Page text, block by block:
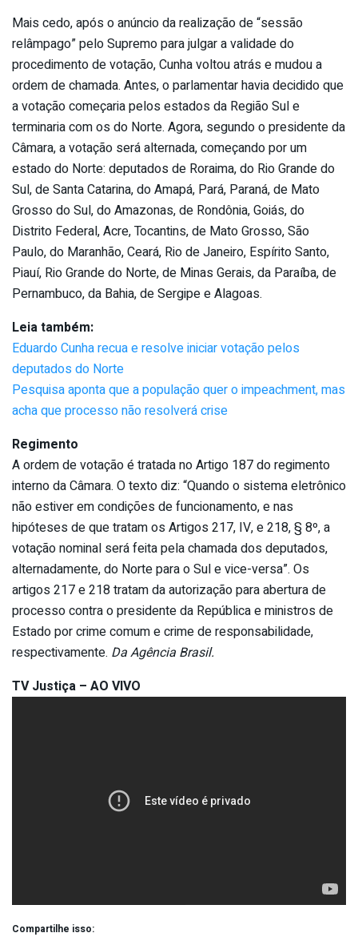
Mais cedo, após o anúncio da realização de “sessão
relâmpago” pelo Supremo para julgar a validade do
procedimento de votação, Cunha voltou atrás e mudou a
ordem de chamada. Antes, o parlamentar havia decidido que
a votação começaria pelos estados da Região Sul e
terminaria com os do Norte. Agora, segundo o presidente da
Câmara, a votação será alternada, começando por um
estado do Norte: deputados de Roraima, do Rio Grande do
Sul, de Santa Catarina, do Amapá, Pará, Paraná, de Mato
Grosso do Sul, do Amazonas, de Rondônia, Goiás, do
Distrito Federal, Acre, Tocantins, de Mato Grosso, São
Paulo, do Maranhão, Ceará, Rio de Janeiro, Espírito Santo,
Piauí, Rio Grande do Norte, de Minas Gerais, da Paraíba, de
Pernambuco, da Bahia, de Sergipe e Alagoas.
Leia também:
Eduardo Cunha recua e resolve iniciar votação pelos
deputados do Norte
Pesquisa aponta que a população quer o impeachment, mas
acha que processo não resolverá crise
Regimento
A ordem de votação é tratada no Artigo 187 do regimento
interno da Câmara. O texto diz: “Quando o sistema eletrônico
não estiver em condições de funcionamento, e nas
hipóteses de que tratam os Artigos 217, IV, e 218, § 8º, a
votação nominal será feita pela chamada dos deputados,
alternadamente, do Norte para o Sul e vice-versa”. Os
artigos 217 e 218 tratam da autorização para abertura de
processo contra o presidente da República e ministros de
Estado por crime comum e crime de responsabilidade,
respectivamente. Da Agência Brasil.
TV Justiça – AO VIVO
Compartilhe isso: